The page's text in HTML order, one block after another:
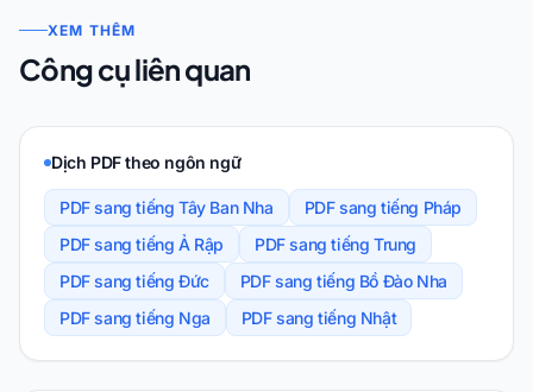
XEM THÊM
Công cụ liên quan
Dịch PDF theo ngôn ngữ
PDF sang tiếng Tây Ban Nha
PDF sang tiếng Pháp
PDF sang tiếng Ả Rập
PDF sang tiếng Trung
PDF sang tiếng Đức
PDF sang tiếng Bồ Đào Nha
PDF sang tiếng Nga
PDF sang tiếng Nhật